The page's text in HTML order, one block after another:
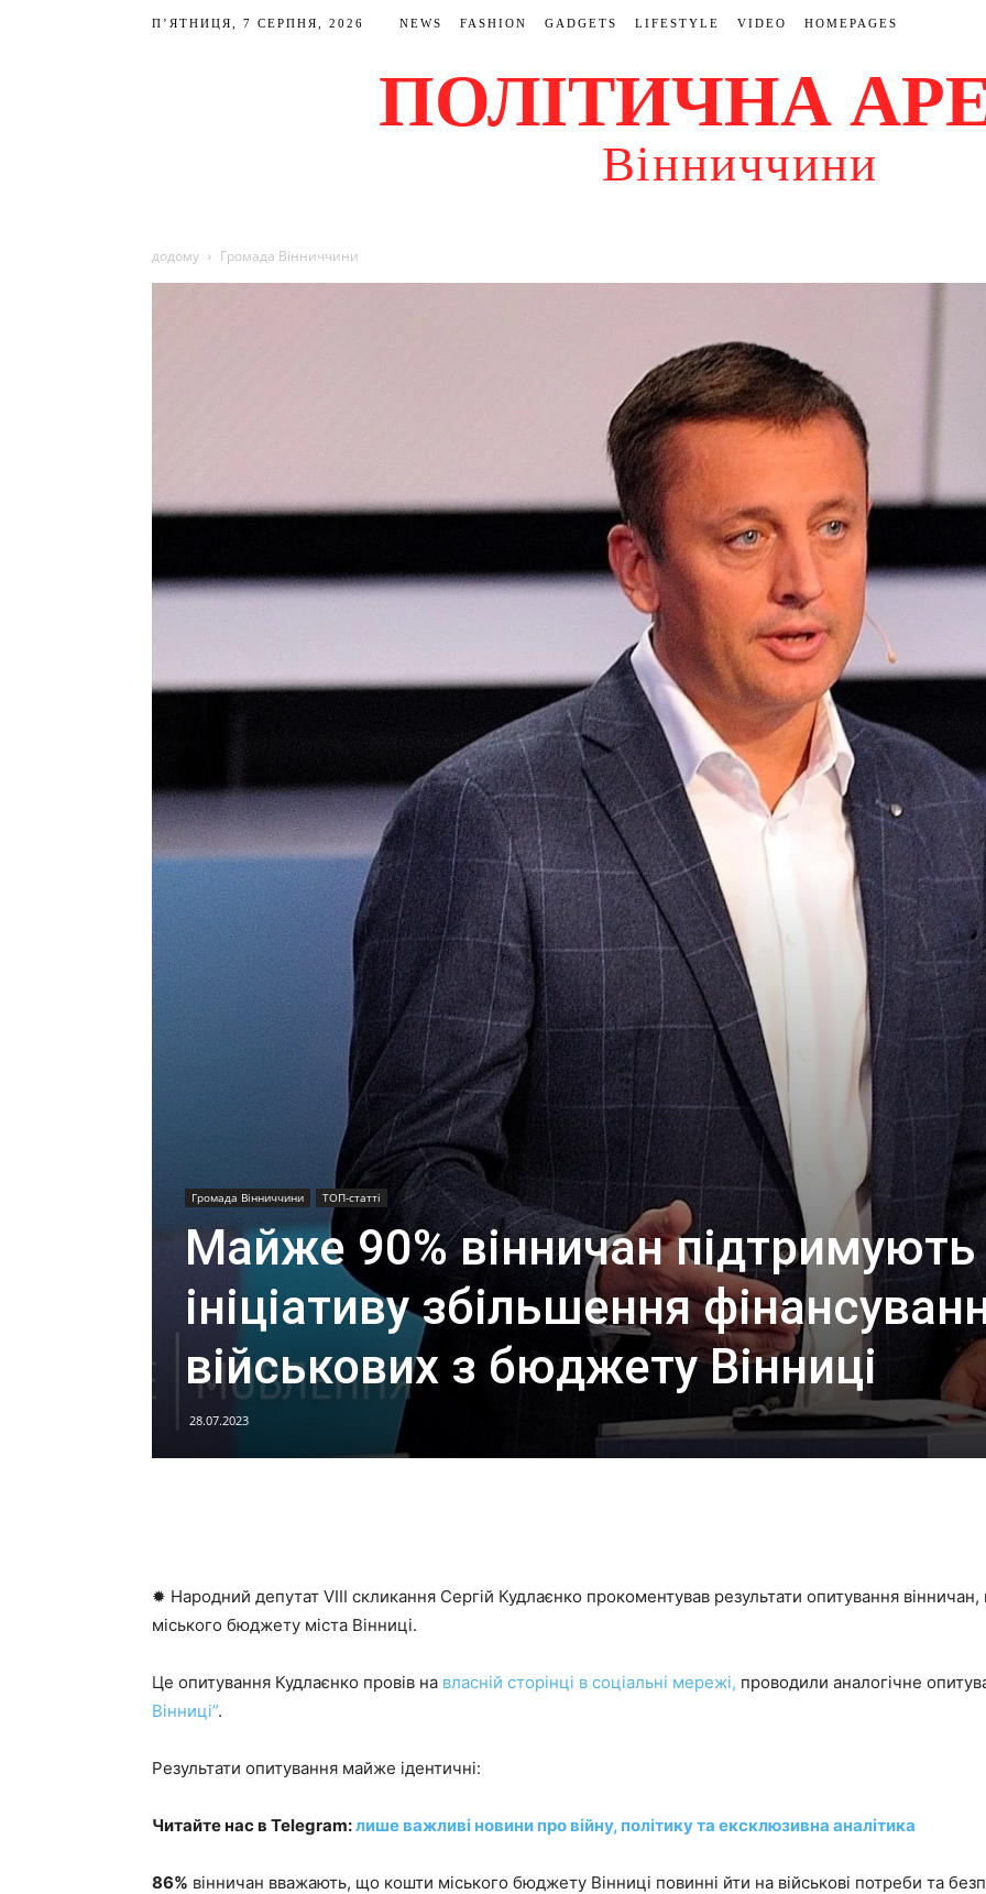
П’ЯТНИЦЯ, 7 СЕРПНЯ, 2026 NEWS FASHION GADGETS LIFESTYLE VIDEO HOMEPAGES
ПОЛІТИЧНА
Вінниччини
додому Громада Вінниччини
Громада Вінниччини ТОП-статті
Майже 90% вінничан підтримують
ініціативу збільшення
військових з бюджету Вінниці
28.07.2023
✹ Народний депутат VIII скликання Сергій Кудлаєнко прокоментував результати опитування
міського бюджету міста Вінниці.
Це опитування Кудлаєнко провів на власній сторінці в соціальні мережі, проводили аналогічне
Вінниці”.
Результати опитування майже ідентичні:
Читайте нас в Telegram:лише важливі новини про війну, політику та ексклюзивна аналітика
86% вінничан вважають, що кошти міського бюджету Вінниці повинні йти на військові потреби та